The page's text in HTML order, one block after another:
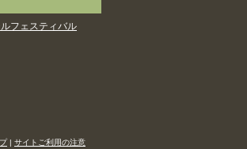
フェスティバル
| サイトご利用の注意